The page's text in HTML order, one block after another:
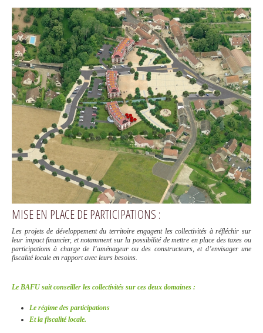
MISE EN PLACE DE PARTICIPATIONS :
Les projets de développement du territoire engagent les collectivités à réfléchir sur
leur impact financier, et notamment sur la possibilité de mettre en place des taxes ou
participations à charge de l’aménageur ou des constructeurs, et d’envisager une
fiscalité locale en rapport avec leurs besoins.
Le BAFU sait conseiller les collectivités sur ces deux domaines :
Le régime des participations
Et la fiscalité locale.